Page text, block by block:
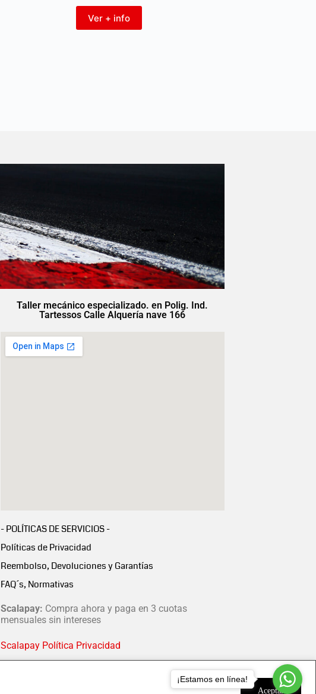
Aceptar
Ver + info
Taller mecánico especializado. en Polig. Ind.
Tartessos Calle Alquería nave 166
- POLÍTICAS DE SERVICIOS -
Políticas de Privacidad
Reembolso, Devoluciones y Garantías
FAQ´s, Normativas
Scalapay: Compra ahora y paga en 3 cuotas
mensuales sin intereses
Scalapay Política Privacidad
¡Estamos en línea!